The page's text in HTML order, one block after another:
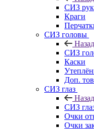
СИЗ рук
Краги
СИЗ головы
Назад
СИЗ
Каски
Доп.
СИЗ глаз
Назад
СИЗ
Очки
Очки